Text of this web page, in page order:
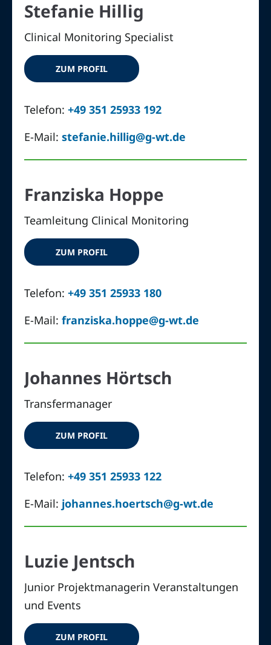
Stefanie Hillig
Clinical Monitoring Specialist
ZUM PROFIL
Telefon:+49 351 25933 192
E-Mail:stefanie.hillig@g-wt.de
Franziska Hoppe
Teamleitung Clinical Monitoring
ZUM PROFIL
Telefon:+49 351 25933 180
E-Mail:franziska.hoppe@g-wt.de
Johannes Hörtsch
Transfermanager
ZUM PROFIL
Telefon:+49 351 25933 122
E-Mail: johannes.hoertsch@g-wt.de
Luzie Jentsch
Junior Projektmanagerin Veranstaltungen
und Events
ZUM PROFIL